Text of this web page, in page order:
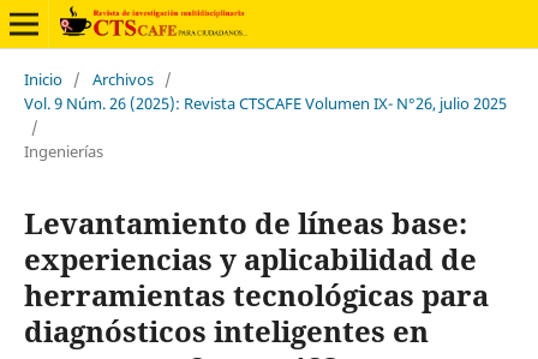
Inicio / Archivos /
Vol. 9 Núm. 26 (2025): Revista CTSCAFE Volumen IX- N°26, julio 2025
/
Ingenierías
Levantamiento de líneas base:
experiencias y aplicabilidad de
herramientas tecnológicas para
diagnósticos inteligentes en